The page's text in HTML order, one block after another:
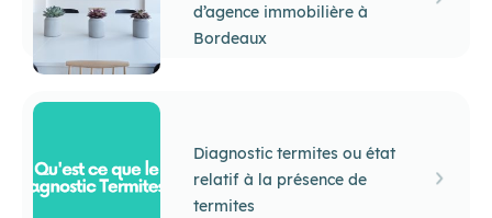
d’agence immobilière à
Bordeaux
Diagnostic termites ou état
relatif à la présence de
termites